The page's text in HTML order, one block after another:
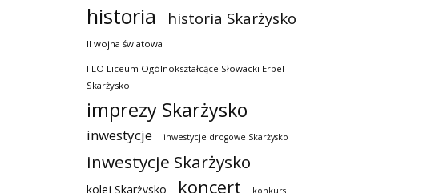
historia historia Skarżysko
II wojna światowa
I LO Liceum Ogólnokształcące Słowacki Erbel
Skarżysko
imprezy Skarżysko
inwestycje inwestycje drogowe Skarżysko
inwestycje Skarżysko
kolej Skarżysko koncert konkurs